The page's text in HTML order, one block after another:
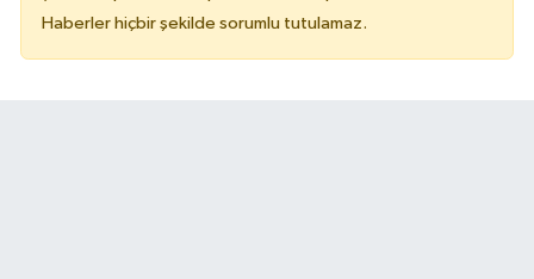
Haberler hiçbir şekilde sorumlu tutulamaz.